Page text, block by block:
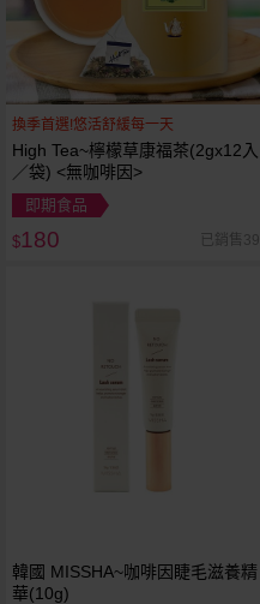
換季首選!悠活舒緩每一天
High Tea~檸檬草康福茶(2gx12入
／袋) <無咖啡因>
即期食品
$180 已銷售39
韓國 MISSHA~咖啡因睫毛滋養精
華(10g)